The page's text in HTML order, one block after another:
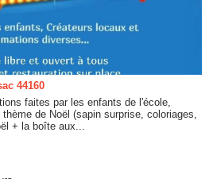
44160
faites par les enfants de l'école,
de Noël (sapin surprise, coloriages,
+ la boîte aux...